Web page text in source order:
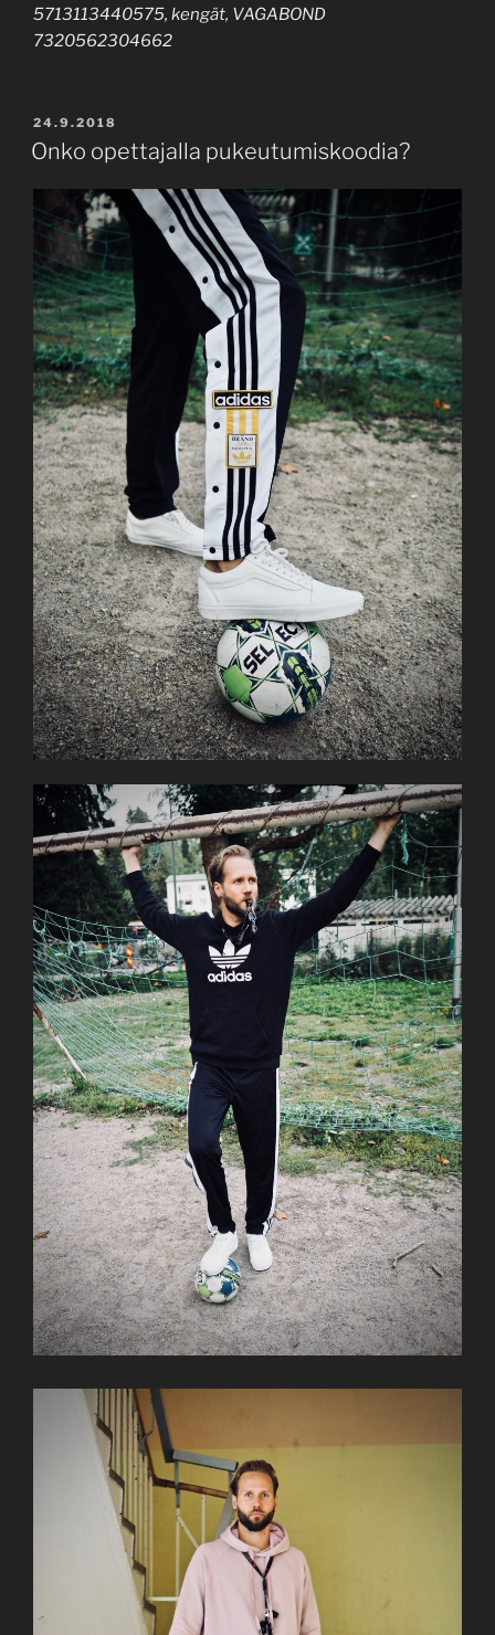
5713113440575, kengät, VAGABOND
7320562304662
POSTED
ON
24.9.2018
Onko opettajalla pukeutumiskoodia?